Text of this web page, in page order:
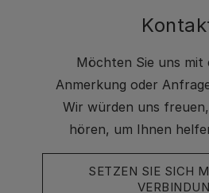
Möchten Sie uns mit
Anmerkung oder
Wir würden uns
hören, um Ihnen
SETZEN SIE SICH